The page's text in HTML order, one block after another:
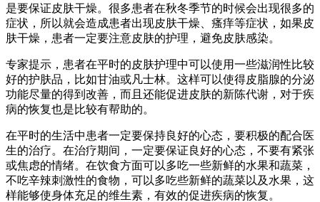
是要保证皮肤干燥。很多患者在秋冬季节的时候会出现很多的
症状，所以就会造成患者出现皮肤干燥、瘙痒等症状，如果皮
肤干燥，患者一定要注意皮肤的护理，避免皮肤感染。
专家提示，患者在平时的皮肤护理中可以使用一些滋润性比较
好的护肤品，比如甘油或凡士林。这样可以使得皮脂腺的分泌
功能尽量的得到改善，而且还能促进皮肤的新陈代谢，对于疾
病的恢复也是比较有帮助的。
在平时的生活中患者一定要保持良好的心态，要积极的配合医
生的治疗。在治疗期间，一定要保证良好的心态，不要有紧张
或焦虑的情绪。在饮食方面可以多吃一些新鲜的水果和蔬菜，
不吃辛辣刺激性的食物，可以多吃些新鲜的蔬菜以及水果，这
样能够使身体充足的维生素，有效的促进疾病的恢复。